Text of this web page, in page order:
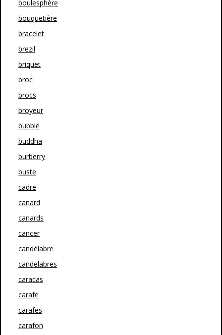
boulesphère
bouquetière
bracelet
brezil
briquet
broc
brocs
broyeur
bubble
buddha
burberry
buste
cadre
canard
canards
cancer
candélabre
candelabres
caracas
carafe
carafes
carafon